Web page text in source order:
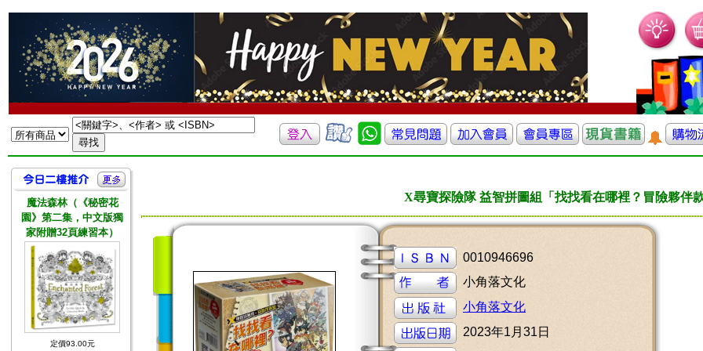
魔法森林（《秘密花
園》第二集，中文版獨
家附贈32頁練習本）
定價93.00元
X尋寶探險隊 益智拼圖組「找找看在哪裡？冒險夥伴
0010946696
小角落文化
小角落文化
2023年1月31日